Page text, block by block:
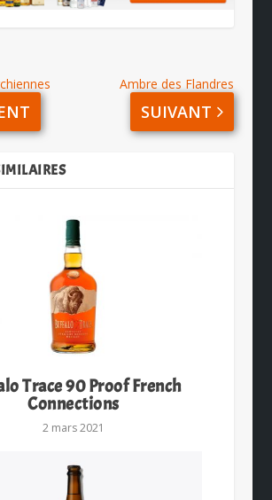
Ambre des Flandres
SUIVANT
Trace 90 Proof French
Connections
2 mars 2021